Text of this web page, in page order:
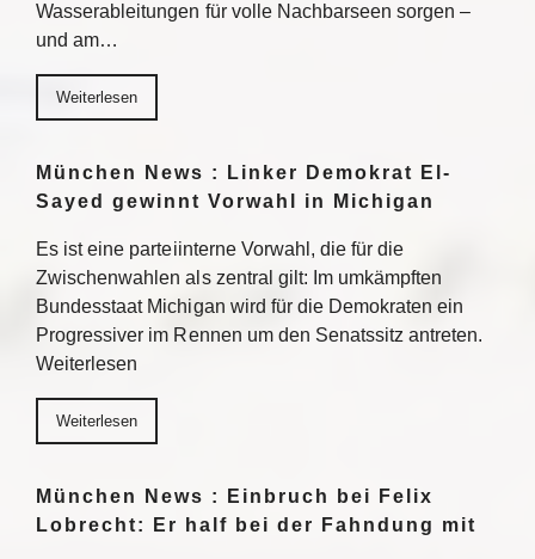
Wasserableitungen für volle Nachbarseen sorgen –
und am…
Weiterlesen
München News : Linker Demokrat El-
Sayed gewinnt Vorwahl in Michigan
Es ist eine parteiinterne Vorwahl, die für die
Zwischenwahlen als zentral gilt: Im umkämpften
Bundesstaat Michigan wird für die Demokraten ein
Progressiver im Rennen um den Senatssitz antreten.
Weiterlesen
Weiterlesen
München News : Einbruch bei Felix
Lobrecht: Er half bei der Fahndung mit